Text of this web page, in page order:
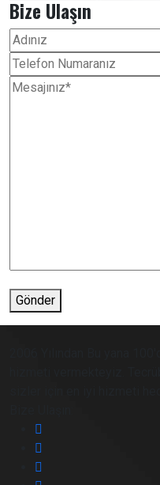
Bize Ulaşın
Gönder